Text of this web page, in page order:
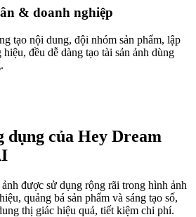
& doanh nghiệp
tạo nội dung, đội nhóm sản phẩm, lập
đều dễ dàng tạo tài sản ảnh dùng
dụng của Hey Dream
được sử dụng rộng rãi trong hình ảnh
quảng bá sản phẩm và sáng tạo số,
thị giác hiệu quả, tiết kiệm chi phí.